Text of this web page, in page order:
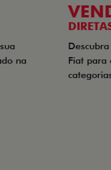
em um novo
taxistas e outras